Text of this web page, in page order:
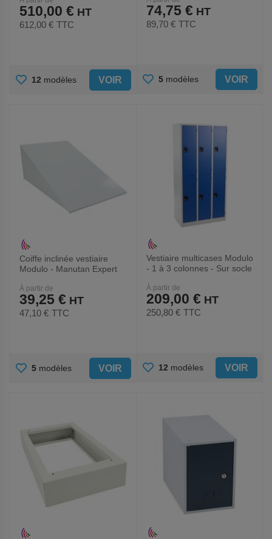
510,00 €
612,00 € TTC
AJOUTER
12 modèles VOIR
74,75 €
89,70 € TTC
AJOUTER
5 modèles VOIR
Coiffe inclinée vestiaire
Modulo - Manutan Expert
À partir de
39,25 €
47,10 € TTC
AJOUTER
5 modèles VOIR
Vestiaire multicases Modulo
- 1 à 3 colonnes - Sur socle
À partir de
209,00 €
250,80 € TTC
AJOUTER
12 modèles VOIR